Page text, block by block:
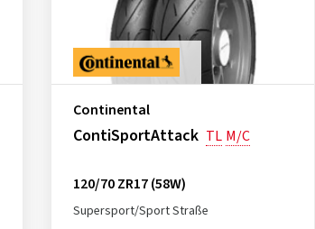
Continental
ContiSportAttack TL M/C
120/70 ZR17 (58W)
Supersport/Sport Straße